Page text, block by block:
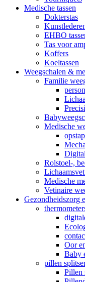
Medische tassen
Dokterstas
EHBO
Tas voor
Koffers
Koeltassen
Weegschalen &
Familie
Medische
Rolstoel-,
Medische
Vetinaire
Gezondheidszorg
Oor
Baby
pillen
Pillen